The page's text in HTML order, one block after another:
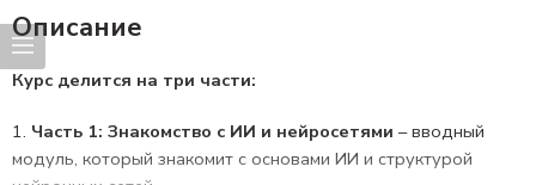
Описание
Курс делится на три части:
1. Часть 1: Знакомство с ИИ и нейросетями – вводный
модуль, который знакомит с основами ИИ и структурой